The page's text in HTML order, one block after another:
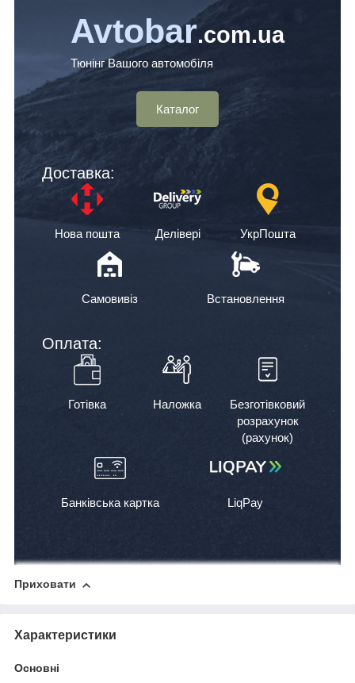
Avtobar.com.ua
Тюнінг Вашого автомобіля
Каталог
Доставка:
Нова пошта Делівері УкрПошта
Самовивіз Встановлення
Оплата:
Готівка Наложка
Безготівковий
розрахунок
(рахунок)
Банківська картка LiqPay
Приховати
Характеристики
Основні